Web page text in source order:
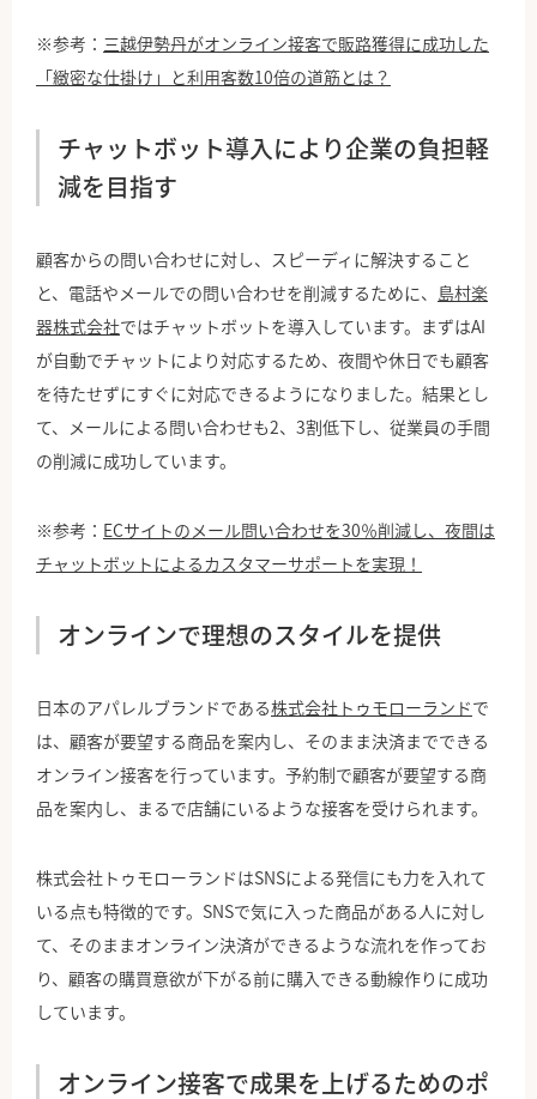
※参考： 三越伊勢丹がオンライン接客で販路獲得に成功した
「緻密な仕掛け」と利用客数10倍の道筋とは？
チャットボット導入により企業の負担軽
減を目指す
顧客からの問い合わせに対し、スピーディに解決すること
と、電話やメールでの問い合わせを削減するために、 島村楽
器株式会社ではチャットボットを導入しています。まずはAI
が自動でチャットにより対応するため、夜間や休日でも顧客
を待たせずにすぐに対応できるようになりました。結果とし
て、メールによる問い合わせも2、3割低下し、従業員の手間
の削減に成功しています。
※参考： ECサイトのメール問い合わせを30％削減し、夜間は
チャットボットによるカスタマーサポートを実現！
オンラインで理想のスタイルを提供
日本のアパレルブランドである株式会社トゥモローランドで
は、顧客が要望する商品を案内し、そのまま決済までできる
オンライン接客を行っています。予約制で顧客が要望する商
品を案内し、まるで店舗にいるような接客を受けられます。
株式会社トゥモローランドはSNSによる発信にも力を入れて
いる点も特徴的です。SNSで気に入った商品がある人に対し
て、そのままオンライン決済ができるような流れを作ってお
り、顧客の購買意欲が下がる前に購入できる動線作りに成功
しています。
オンライン接客で成果を上げるためのポ